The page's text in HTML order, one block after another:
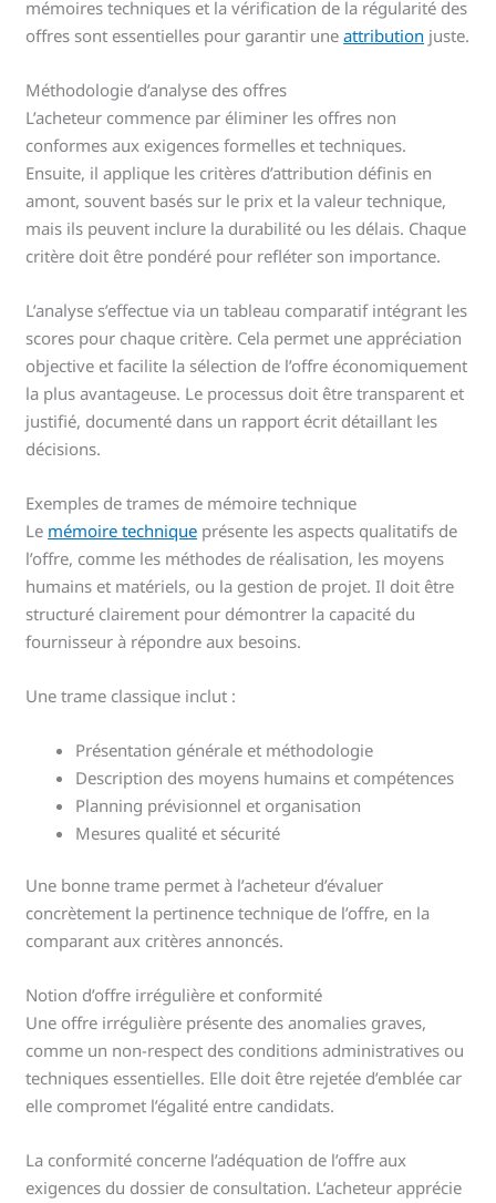
mémoires techniques et la vérification de la régularité des
offres sont essentielles pour garantir uneattribution juste.
Méthodologie d’analyse des offres
L’acheteur commence par éliminer les offres non
conformes aux exigences formelles et techniques.
Ensuite, il applique les critères d’attribution définis en
amont, souvent basés sur le prix et la valeur technique,
mais ils peuvent inclure la durabilité ou les délais. Chaque
critère doit être pondéré pour refléter son importance.
L’analyse s’effectue via un tableau comparatif intégrant les
scores pour chaque critère. Cela permet une appréciation
objective et facilite la sélection de l’offre économiquement
la plus avantageuse. Le processus doit être transparent et
justifié, documenté dans un rapport écrit détaillant les
décisions.
Exemples de trames de mémoire technique
Le mémoire technique présente les aspects qualitatifs de
l’offre, comme les méthodes de réalisation, les moyens
humains et matériels, ou la gestion de projet. Il doit être
structuré clairement pour démontrer la capacité du
fournisseur à répondre aux besoins.
Une trame classique inclut :
Présentation générale et méthodologie
Description des moyens humains et compétences
Planning prévisionnel et organisation
Mesures qualité et sécurité
Une bonne trame permet à l’acheteur d’évaluer
concrètement la pertinence technique de l’offre, en la
comparant aux critères annoncés.
Notion d’offre irrégulière et conformité
Une offre irrégulière présente des anomalies graves,
comme un non-respect des conditions administratives ou
techniques essentielles. Elle doit être rejetée d’emblée car
elle compromet l’égalité entre candidats.
La conformité concerne l’adéquation de l’offre aux
exigences du dossier de consultation. L’acheteur apprécie